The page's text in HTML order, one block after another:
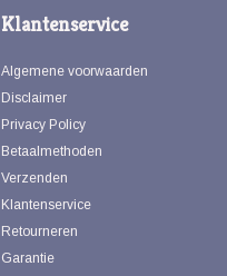
Klantenservice
Algemene voorwaarden
Disclaimer
Privacy Policy
Betaalmethoden
Verzenden
Klantenservice
Retourneren
Garantie